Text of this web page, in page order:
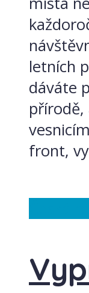
letních
dáváte
front,